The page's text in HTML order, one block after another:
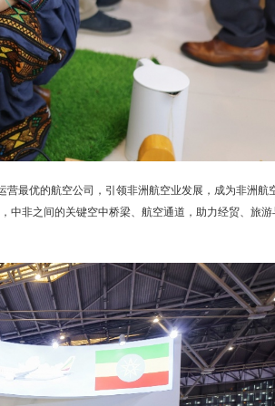
最优的航空公司，引领非洲航空业发展，成为非洲航
中非之间的关键空中桥梁、航空通道，助力经贸、旅游